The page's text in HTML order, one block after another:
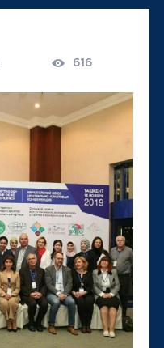
616